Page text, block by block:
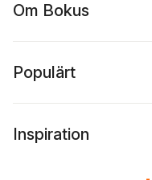
Om Bokus
Populärt
Inspiration